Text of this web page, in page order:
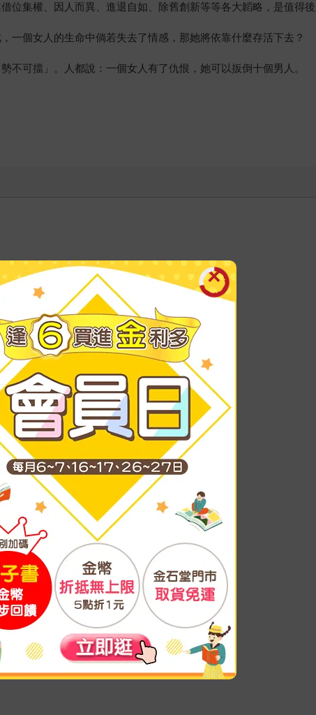
集權、因人而異、進退自如、除舊創新等等各大韜略，是值得後
一個女人的生命中倘若失去了情感，那她將依靠什麼存活下去？
可擋」。人都說：一個女人有了仇恨，她可以扳倒十個男人。